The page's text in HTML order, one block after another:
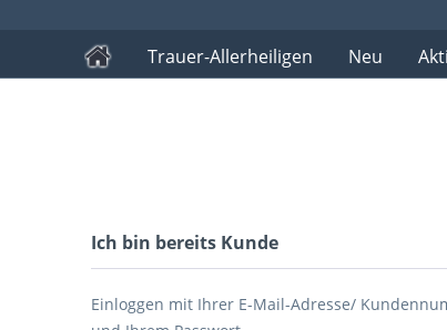
Trauer-Allerheiligen Neu
Ich bin bereits Kunde
Einloggen mit Ihrer E-Mail-Adresse/